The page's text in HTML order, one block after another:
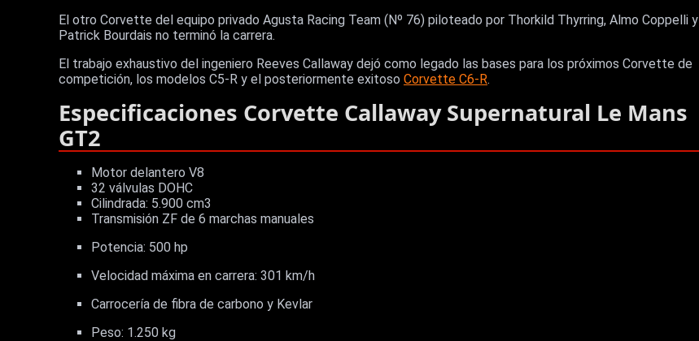
El otro Corvette del equipo privado Agusta Racing Team (Nº 76) piloteado por Thorkild Thyrring, Almo Coppelli y
Patrick Bourdais no terminó la carrera.
El trabajo exhaustivo del ingeniero Reeves Callaway dejó como legado las bases para los próximos Corvette de
competición, los modelos C5-R y el posteriormente exitoso Corvette C6-R.
Especificaciones Corvette Callaway Supernatural Le Mans
GT2
Motor delantero V8
32 válvulas DOHC
Cilindrada: 5.900 cm3
Transmisión ZF de 6 marchas manuales
Potencia: 500 hp
Velocidad máxima en carrera: 301 km/h
Carrocería de fibra de carbono y Kevlar
Peso: 1.250 kg